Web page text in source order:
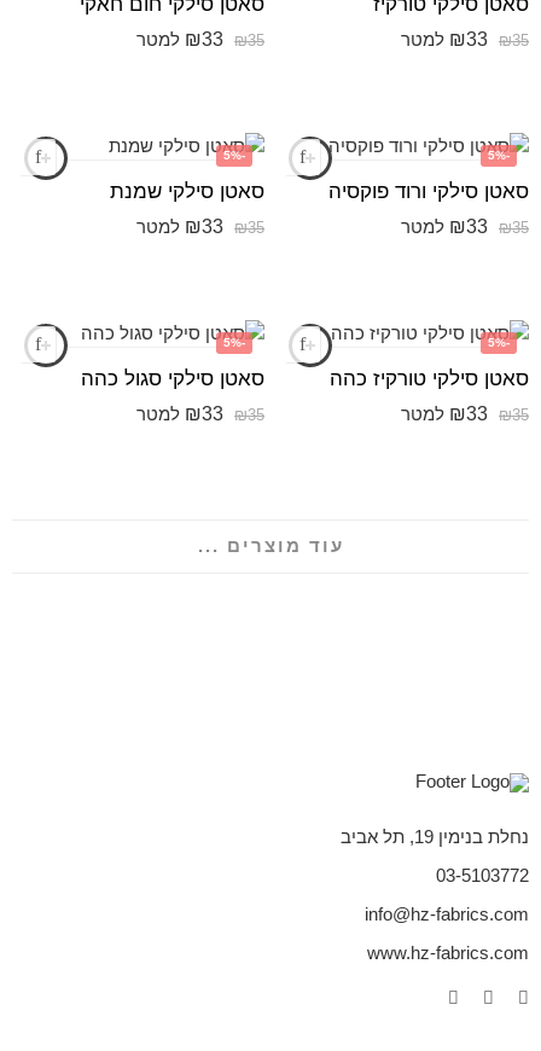
₪35
₪33 למטר ₪35
₪33 למטר
-5%
סאטן סילקי ורוד פוקסיה
₪35
₪33 למטר
-5%
סאטן סילקי שמנת
₪35
₪33 למטר
-5%
סאטן סילקי טורקיז כהה
₪35
₪33 למטר
-5%
סאטן סילקי סגול כהה
₪35
₪33 למטר
עוד מוצרים ...
נחלת בנימין 19, תל אביב
03-5103772
info@hz-fabrics.com
www.hz-fabrics.com